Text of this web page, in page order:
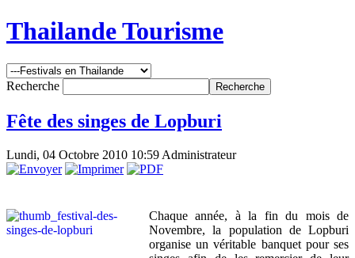
Thailande Tourisme
Recherche
Fête des singes de Lopburi
Lundi, 04 Octobre 2010 10:59 Administrateur
Chaque année, à la fin du mois de
Novembre, la population de Lopburi
organise un véritable banquet pour ses